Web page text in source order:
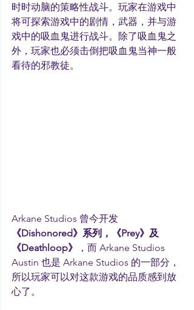
时时动脑的策略性战斗。玩家在游戏中
将可探索游戏中的剧情，武器，并与游
戏中的吸血鬼进行战斗。除了吸血鬼之
外，玩家也必须击倒把吸血鬼当神一般
看待的邪教徒。
Arkane Studios 曾今开发
《Dishonored》系列，《Prey》及
《Deathloop》
，而 Arkane Studios
Austin 也是 Arkane Studios 的一部分，
所以玩家可以对这款游戏的品质感到放
心了。